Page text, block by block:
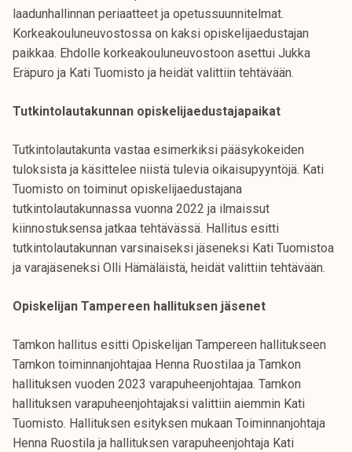
laadunhallinnan periaatteet ja opetussuunnitelmat.
Korkeakouluneuvostossa on kaksi opiskelijaedustajan
paikkaa. Ehdolle korkeakouluneuvostoon asettui Jukka
Eräpuro ja Kati Tuomisto ja heidät valittiin tehtävään.
Tutkintolautakunnan opiskelijaedustajapaikat
Tutkintolautakunta vastaa esimerkiksi pääsykokeiden
tuloksista ja käsittelee niistä tulevia oikaisupyyntöjä. Kati
Tuomisto on toiminut opiskelijaedustajana
tutkintolautakunnassa vuonna 2022 ja ilmaissut
kiinnostuksensa jatkaa tehtävässä. Hallitus esitti
tutkintolautakunnan varsinaiseksi jäseneksi Kati Tuomistoa
ja varajäseneksi Olli Hämäläistä, heidät valittiin tehtävään.
Opiskelijan Tampereen hallituksen jäsenet
Tamkon hallitus esitti Opiskelijan Tampereen hallitukseen
Tamkon toiminnanjohtajaa Henna Ruostilaa ja Tamkon
hallituksen vuoden 2023 varapuheenjohtajaa. Tamkon
hallituksen varapuheenjohtajaksi valittiin aiemmin Kati
Tuomisto. Hallituksen esityksen mukaan Toiminnanjohtaja
Henna Ruostila ja hallituksen varapuheenjohtaja Kati